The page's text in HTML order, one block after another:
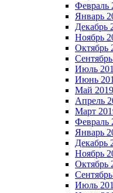
Февраль
Январь
Декабрь
Ноябрь
Октябрь
Июль
Июнь
Май 2019
Апрель
Март
Февраль
Январь
Декабрь
Ноябрь
Октябрь
Июль